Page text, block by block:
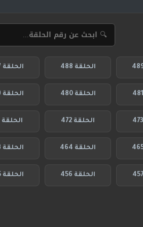
الحلقة 488 الحلقة 487
الحلقة 480 الحلقة 479
الحلقة 472 الحلقة 471
الحلقة 464 الحلقة 463
الحلقة 456 الحلقة 455